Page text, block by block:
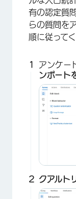
有の認定質
らの質問を
順に従って
アンケー
ンポート
クアルト